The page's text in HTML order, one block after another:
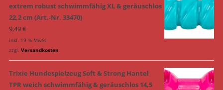
extrem robust schwimmfähig XL & geräuschlos
22,2 cm (Art.-Nr. 33470)
9,49€
inkl. 19 % MwSt.
zzgl. Versandkosten
Trixie Hundespielzeug Soft & Strong Hantel
TPR weich schwimmfähig & geräuschlos 14,5